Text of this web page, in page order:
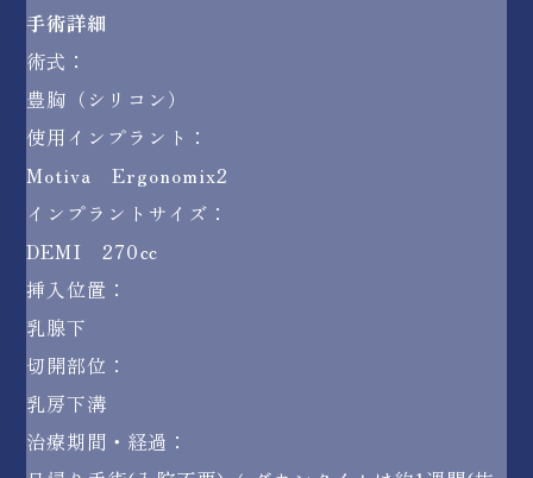
手術詳細
術式：
豊胸（シリコン）
使用インプラント：
Motiva Ergonomix2
インプラントサイズ：
DEMI 270㏄
挿入位置：
乳腺下
切開部位：
乳房下溝
治療期間・経過：